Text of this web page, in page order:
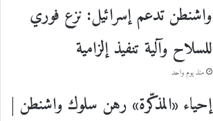
واشنطن تدعم إسرائيل: نزع فوري
للسلاح وآلية تنفيذ إلزامية
منذ يوم واحد
إحياء «المذكّرة» رهن سلوك واشنطن |